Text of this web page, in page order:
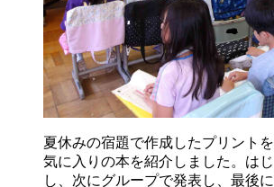
夏休みの宿題で作成したプリント
気に入りの本を紹介しました。は
し、次にグループで発表し、最後